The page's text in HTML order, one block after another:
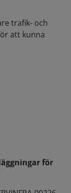
trafik- och
att kunna
för